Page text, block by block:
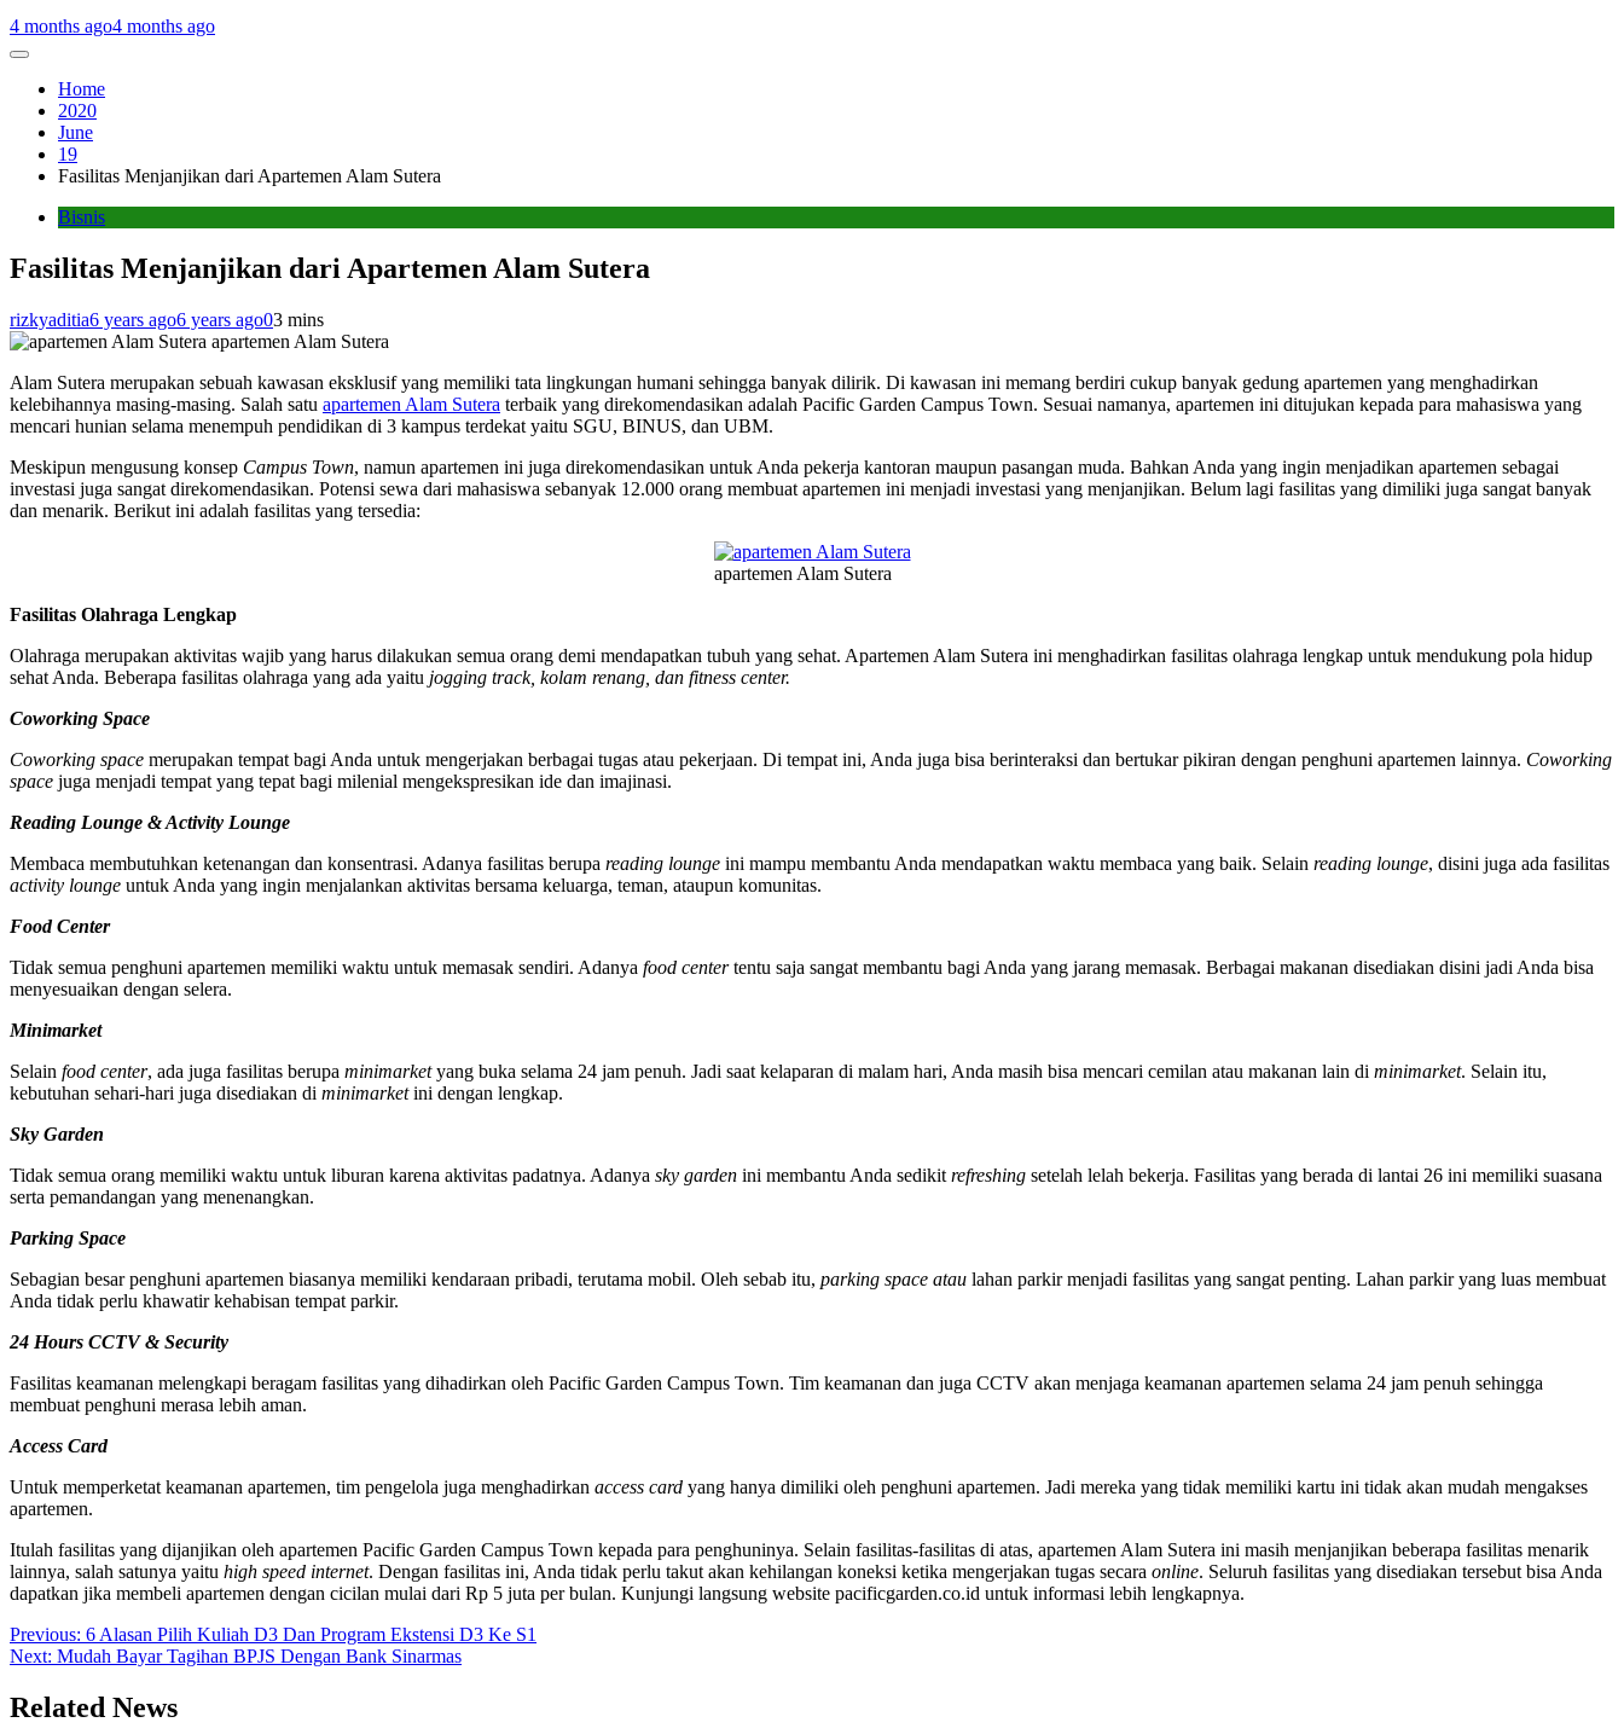
4 months ago4 months ago
Home
2020
June
19
Fasilitas Menjanjikan dari Apartemen Alam Sutera
Bisnis
Fasilitas Menjanjikan dari Apartemen Alam Sutera
rizkyaditia6 years ago6 years ago03 mins
apartemen Alam Sutera
Alam Sutera merupakan sebuah kawasan eksklusif yang memiliki tata lingkungan humani sehingga banyak dilirik. Di kawasan ini memang berdiri cukup banyak gedung apartemen yang menghadirkan
kelebihannya masing-masing. Salah satu apartemen Alam Sutera terbaik yang direkomendasikan adalah Pacific Garden Campus Town. Sesuai namanya, apartemen ini ditujukan kepada para mahasiswa yang
mencari hunian selama menempuh pendidikan di 3 kampus terdekat yaitu SGU, BINUS, dan UBM.
Meskipun mengusung konsep Campus Town, namun apartemen ini juga direkomendasikan untuk Anda pekerja kantoran maupun pasangan muda. Bahkan Anda yang ingin menjadikan apartemen sebagai
investasi juga sangat direkomendasikan. Potensi sewa dari mahasiswa sebanyak 12.000 orang membuat apartemen ini menjadi investasi yang menjanjikan. Belum lagi fasilitas yang dimiliki juga sangat banyak
dan menarik. Berikut ini adalah fasilitas yang tersedia:
apartemen Alam Sutera
Fasilitas Olahraga Lengkap
Olahraga merupakan aktivitas wajib yang harus dilakukan semua orang demi mendapatkan tubuh yang sehat. Apartemen Alam Sutera ini menghadirkan fasilitas olahraga lengkap untuk mendukung pola hidup
sehat Anda. Beberapa fasilitas olahraga yang ada yaitu jogging track, kolam renang, dan fitness center.
Coworking Space
Coworking space merupakan tempat bagi Anda untuk mengerjakan berbagai tugas atau pekerjaan. Di tempat ini, Anda juga bisa berinteraksi dan bertukar pikiran dengan penghuni apartemen lainnya. Coworking
space juga menjadi tempat yang tepat bagi milenial mengekspresikan ide dan imajinasi.
Reading Lounge & Activity Lounge
Membaca membutuhkan ketenangan dan konsentrasi. Adanya fasilitas berupa reading lounge ini mampu membantu Anda mendapatkan waktu membaca yang baik. Selain reading lounge, disini juga ada fasilitas
activity lounge untuk Anda yang ingin menjalankan aktivitas bersama keluarga, teman, ataupun komunitas.
Food Center
Tidak semua penghuni apartemen memiliki waktu untuk memasak sendiri. Adanya food centertentu saja sangat membantu bagi Anda yang jarang memasak. Berbagai makanan disediakan disini jadi Anda bisa
menyesuaikan dengan selera.
Minimarket
Selain food center, ada juga fasilitas berupa minimarketyang buka selama 24 jam penuh. Jadi saat kelaparan di malam hari, Anda masih bisa mencari cemilan atau makanan lain di minimarket. Selain itu,
kebutuhan sehari-hari juga disediakan di minimarketini dengan lengkap.
Sky Garden
Tidak semua orang memiliki waktu untuk liburan karena aktivitas padatnya. Adanya sky garden ini membantu Anda sedikit refreshing setelah lelah bekerja. Fasilitas yang berada di lantai 26 ini memiliki suasana
serta pemandangan yang menenangkan.
Parking Space
Sebagian besar penghuni apartemen biasanya memiliki kendaraan pribadi, terutama mobil. Oleh sebab itu, parking space atau lahan parkir menjadi fasilitas yang sangat penting. Lahan parkir yang luas membuat
Anda tidak perlu khawatir kehabisan tempat parkir.
24 Hours CCTV & Security
Fasilitas keamanan melengkapi beragam fasilitas yang dihadirkan oleh Pacific Garden Campus Town. Tim keamanan dan juga CCTV akan menjaga keamanan apartemen selama 24 jam penuh sehingga
membuat penghuni merasa lebih aman.
Access Card
Untuk memperketat keamanan apartemen, tim pengelola juga menghadirkan access card yang hanya dimiliki oleh penghuni apartemen. Jadi mereka yang tidak memiliki kartu ini tidak akan mudah mengakses
apartemen.
Itulah fasilitas yang dijanjikan oleh apartemen Pacific Garden Campus Town kepada para penghuninya. Selain fasilitas-fasilitas di atas, apartemen Alam Sutera ini masih menjanjikan beberapa fasilitas menarik
lainnya, salah satunya yaitu high speed internet. Dengan fasilitas ini, Anda tidak perlu takut akan kehilangan koneksi ketika mengerjakan tugas secara online. Seluruh fasilitas yang disediakan tersebut bisa Anda
dapatkan jika membeli apartemen dengan cicilan mulai dari Rp 5 juta per bulan. Kunjungi langsung website pacificgarden.co.id untuk informasi lebih lengkapnya.
Post
navigation
Previous: 6 Alasan Pilih Kuliah D3 Dan Program Ekstensi D3 Ke S1
Next: Mudah Bayar Tagihan BPJS Dengan Bank Sinarmas
Related News